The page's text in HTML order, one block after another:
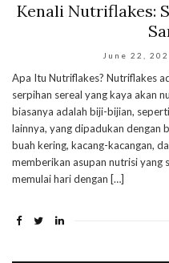
Kenali Nutriflakes:
June 22,
Apa Itu Nutriflakes? Nutriflakes
serpihan sereal yang kaya akan
biasanya adalah biji-bijian,
lainnya, yang dipadukan dengan
buah kering, kacang-kacangan,
memberikan asupan nutrisi yang
memulai hari dengan […]